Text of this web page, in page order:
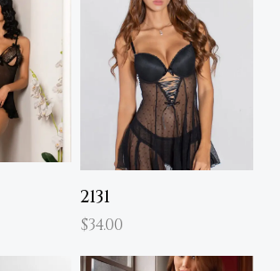
2131
$34.00